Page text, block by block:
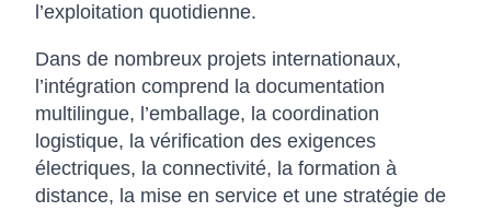
l’exploitation quotidienne.
Dans de nombreux projets internationaux,
l’intégration comprend la documentation
multilingue, l’emballage, la coordination
logistique, la vérification des exigences
électriques, la connectivité, la formation à
distance, la mise en service et une stratégie de